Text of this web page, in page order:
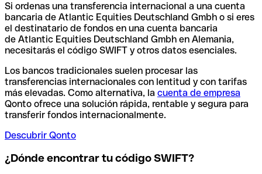
Si ordenas una transferencia internacional a una cuenta
bancaria de Atlantic Equities Deutschland Gmbh o si eres
el destinatario de fondos en una cuenta bancaria
de Atlantic Equities Deutschland Gmbh en Alemania,
necesitarás el código SWIFT y otros datos esenciales.
Los bancos tradicionales suelen procesar las
transferencias internacionales con lentitud y con tarifas
más elevadas. Como alternativa, la cuenta de empresa
Qonto ofrece una solución rápida, rentable y segura para
transferir fondos internacionalmente.
Descubrir Qonto
¿Dónde encontrar tu código SWIFT?